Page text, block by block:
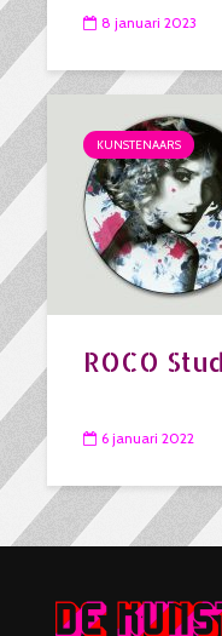
8 januari 2023
KUNSTENAARS
ROCO
6 januari 2022